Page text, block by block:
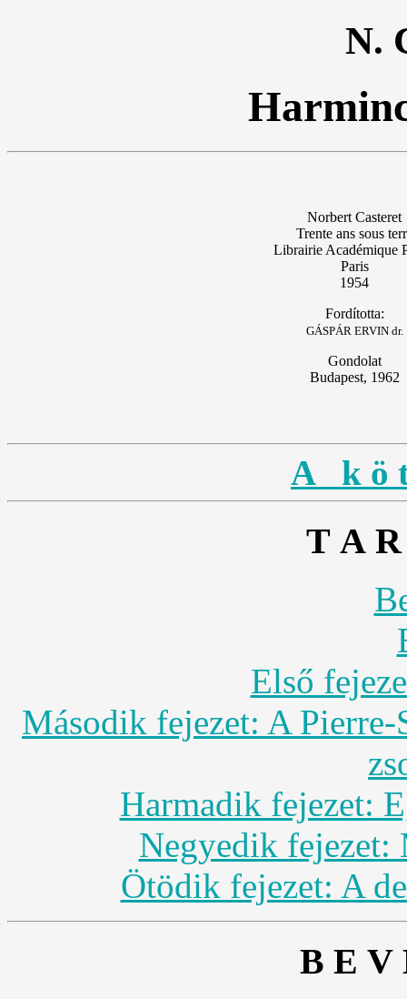
N.
Norbert Casteret
Trente ans sous
Librairie Académique
Paris
1954
Fordította:
GÁSPÁR ERVIN dr.
Gondolat
Budapest, 1962
A k ö
T A
Első
Második fejezet: A
Harmadik fejezet:
Negyedik fejezet:
Ötödik fejezet: A
B E V